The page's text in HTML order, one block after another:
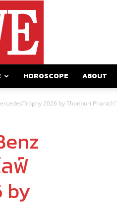
HOROSCOPE ABOUT
2026 by Thonburi Phanich”
ฟ์
by